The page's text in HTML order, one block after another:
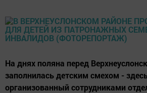
На днях поляна перед
заполнилась детским смехом -
организованный сотрудниками